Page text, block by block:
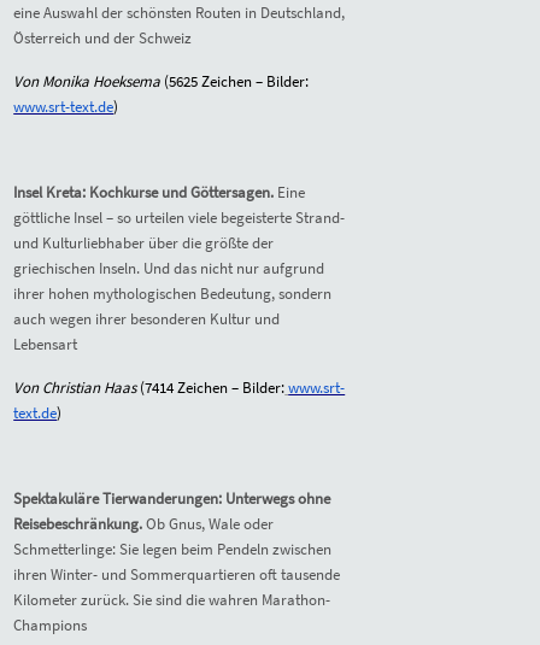
eine Auswahl der schönsten Routen in Deutschland,
Österreich und der Schweiz
Von Monika Hoeksema (5625Zeichen – Bilder:
www.srt-text.de)
Insel Kreta: Kochkurse und Göttersagen. Eine
göttliche Insel – so urteilen viele begeisterte Strand-
und Kulturliebhaber über die größte der
griechischen Inseln. Und das nicht nur aufgrund
ihrer hohen mythologischen Bedeutung, sondern
auch wegen ihrer besonderen Kultur und
Lebensart
Von Christian Haas(7414Zeichen – Bilder:www.srt-
text.de)
Spektakuläre Tierwanderungen: Unterwegs ohne
Reisebeschränkung.Ob Gnus, Wale oder
Schmetterlinge: Sie legen beim Pendeln zwischen
ihren Winter- und Sommerquartieren oft tausende
Kilometer zurück. Sie sind die wahren Marathon-
Champions